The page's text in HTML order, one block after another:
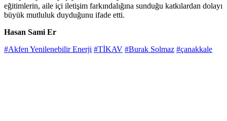
eğitimlerin, aile içi iletişim farkındalığına sunduğu katkılardan dolayı
büyük mutluluk duyduğunu ifade etti.
Hasan Sami Er
#Akfen Yenilenebilir Enerji #TİKAV #Burak Solmaz #çanakkale